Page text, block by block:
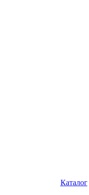
Каталог